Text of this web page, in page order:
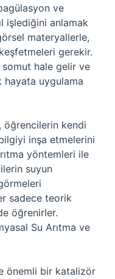
ve
işlediğini anlamak
materyallerle,
gerekir.
hale gelir ve
uygulama
öğrencilerin kendi
inşa etmelerini
yöntemleri ile
suyun
sadece teorik
öğrenirler.
Su Arıtma ve
önemli bir katalizör